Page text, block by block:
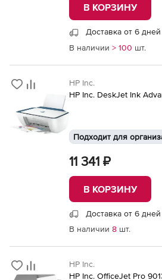
В КОРЗИНУ
Доставка от 6 дней
В наличии > 100 шт.
HP Inc.
HP Inc. DeskJet Ink
Подходит для
11 341 ₽
В КОРЗИНУ
Доставка от 6 дней
В наличии 8 шт.
HP Inc.
HP Inc. OfficeJet Pro